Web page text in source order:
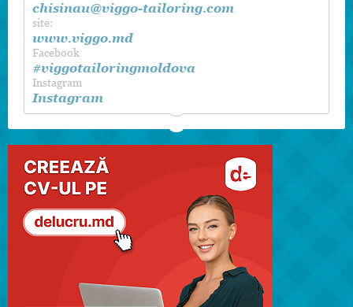
chisinau@viggo-tailoring.com
site:
www.viggo.md
Facebook
#viggotailoringmoldova
Instagram
Instagram